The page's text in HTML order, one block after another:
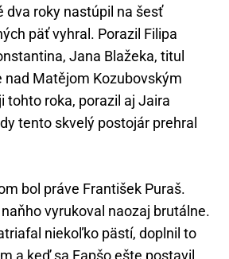
dva roky nastúpil na šesť
päť vyhral. Porazil Filipa
Jana Blažeka, titul
nad Matějom Kozubovským
tohto roka, porazil aj Jaira
tento skvelý postojár prehral
bol práve František Puraš.
vyrukoval naozaj brutálne.
niekoľko pästí, doplnil to
a keď sa Fapšo ešte postavil,